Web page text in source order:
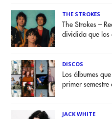
THE STROKES
The Strokes –
dividida que los
DISCOS
Los álbumes
primer semestre
JACK WHITE